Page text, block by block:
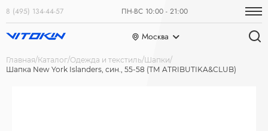
8 (495) 134-44-57 ПН-ВС 10:00 - 21:00
Москва
Главная Каталог Одежда и текстиль Шапки
Шапка New York Islanders, син., 55-58 (ТМ ATRIBUTIKA&CLUB)